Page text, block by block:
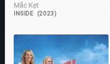
Mắc Kẹt
INSIDE (2023)